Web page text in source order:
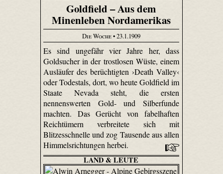
Goldfield – Aus dem
Minenleben Nordamerikas
Die Woche• 23.1.1909
Es sind ungefähr vier Jahre her, dass
Goldsucher in der trostlosen Wüste, einem
Ausläufer des berüchtigten ›Death Valley‹
oder Todestals, dort, wo heute Gol­dfield im
Staate Nevada steht, die ersten
nennenswerten Gold- und Silberfunde
machten. Das Gerücht von fabelhaften
Reichtümern verbreitete sich mit
Blitzesschnelle und zog Tausende aus allen
Himmelsrichtungen herbei.
LAND & LEUTE